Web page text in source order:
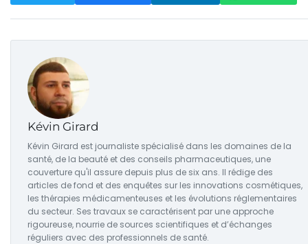
Kévin Girard
Kévin Girard est journaliste spécialisé dans les domaines de la
santé, de la beauté et des conseils pharmaceutiques, une
couverture qu'il assure depuis plus de six ans. Il rédige des
articles de fond et des enquêtes sur les innovations cosmétiques,
les thérapies médicamenteuses et les évolutions réglementaires
du secteur. Ses travaux se caractérisent par une approche
rigoureuse, nourrie de sources scientifiques et d’échanges
réguliers avec des professionnels de santé.